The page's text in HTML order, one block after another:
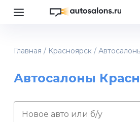
Главная / Красноярск /
Автосалоны